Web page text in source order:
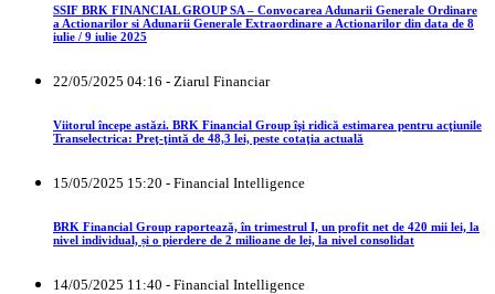
SSIF BRK FINANCIAL GROUP SA – Convocarea Adunarii Generale Ordinare
a Actionarilor si Adunarii Generale Extraordinare a Actionarilor din data de 8
iulie / 9 iulie 2025
22/05/2025 04:16 - Ziarul Financiar
Viitorul începe astăzi. BRK Financial Group îşi ridică estimarea pentru acţiunile
Transelectrica: Preţ-ţintă de 48,3 lei, peste cotaţia actuală
15/05/2025 15:20 - Financial Intelligence
BRK Financial Group raportează, în trimestrul I, un profit net de 420 mii lei, la
nivel individual, și o pierdere de 2 milioane de lei, la nivel consolidat
14/05/2025 11:40 - Financial Intelligence